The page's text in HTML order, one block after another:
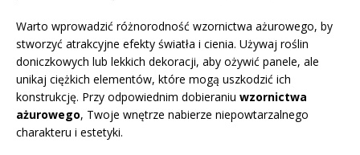
Warto wprowadzić różnorodność wzornictwa ażurowego, by
stworzyć atrakcyjne efekty światła i cienia. Używaj roślin
doniczkowych lub lekkich dekoracji, aby ożywić panele, ale
unikaj ciężkich elementów, które mogą uszkodzić ich
konstrukcję. Przy odpowiednim dobieraniu wzornictwa
ażurowego, Twoje wnętrze nabierze niepowtarzalnego
charakteru i estetyki.